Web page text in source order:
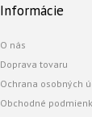
Informácie
O nás
Doprava tovaru
Ochrana osobných
Obchodné